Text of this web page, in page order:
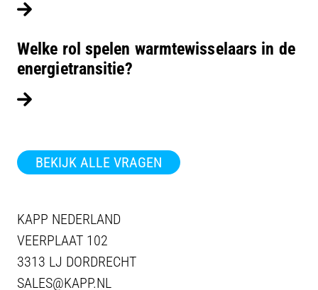
Lees verder
Welke rol spelen warmtewisselaars in de
energietransitie?
Lees verder
BEKIJK ALLE VRAGEN
KAPP NEDERLAND
VEERPLAAT 102
3313 LJ DORDRECHT
SALES@KAPP.NL